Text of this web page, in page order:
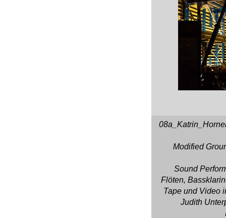
Modified
Sound
Flöten,
Tape und Video
Judith